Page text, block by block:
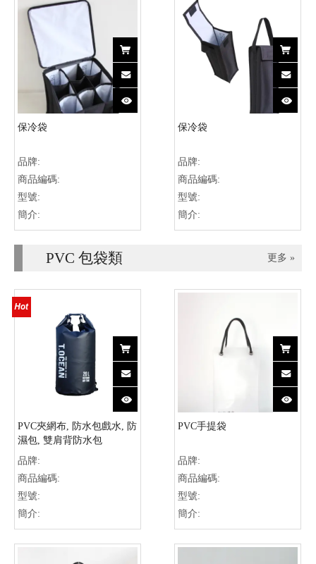
保冷袋
品牌:
商品編碼:
型號:
簡介:
保冷袋
品牌:
商品編碼:
型號:
簡介:
PVC 包袋類 更多 »
PVC夾網布, 防水包戲水, 防
濕包, 雙肩背防水包
品牌:
商品編碼:
型號:
簡介:
PVC手提袋
品牌:
商品編碼:
型號:
簡介: